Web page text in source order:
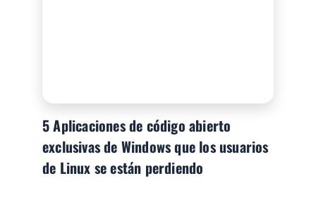
5 Aplicaciones de código abierto
exclusivas de Windows que los usuarios
de Linux se están perdiendo